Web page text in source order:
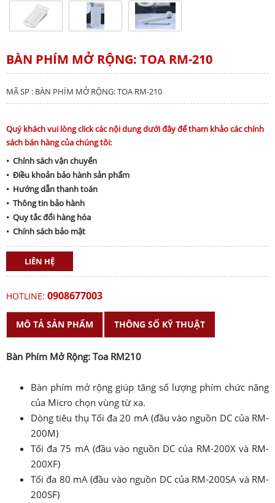
BÀN PHÍM MỞ RỘNG: TOA RM-210
MÃ SP : BÀN PHÍM MỞ RỘNG: TOA RM-210
Quý khách vui lòng click các nội dung dưới đây để tham khảo các chính
sách bán hàng của chúng tôi:
• Chính sách vận chuyển
• Điều khoản bảo hành sản phẩm
• Hướng dẫn thanh toán
• Thông tin bảo hành
• Quy tắc đổi hàng hóa
• Chính sách bảo mật
LIÊN HỆ
HOTLINE: 0908677003
MÔ TẢ SẢN PHẨM THÔNG SỐ KỸ THUẬT
Bàn Phím Mở Rộng: Toa RM210
Bàn phím mở rộng giúp tăng số lượng phím chức năng
của Micro chọn vùng từ xa.
Dòng tiêu thụ Tối đa 20 mA (đầu vào nguồn DC của RM-
200M)
Tối đa 75 mA (đầu vào nguồn DC của RM-200X và RM-
200XF)
Tối đa 80 mA (đầu vào nguồn DC của RM-200SA và RM-
200SF)